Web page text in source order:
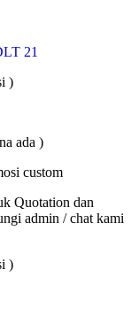
21
)
ada )
custom
Quotation dan
admin / chat kami
)